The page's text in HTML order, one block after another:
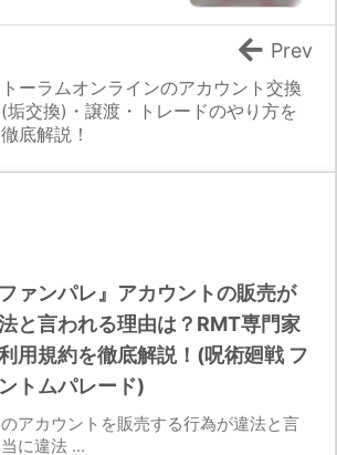
トーラムオンラインのアカウント交換
(垢交換)・譲渡・トレードのやり方を
徹底解説！
Prev
ファンパレ』アカウントの販売が
と言われる理由は？RMT専門家
用規約を徹底解説！(呪術廻戦 フ
トムパレード)
アカウントを販売する行為が違法と言
に違法 ...